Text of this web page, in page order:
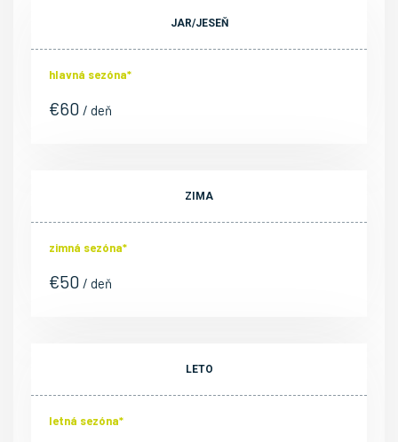
JAR/JESEŇ
hlavná sezóna*
€60 / deň
ZIMA
zimná sezóna*
€50 / deň
LETO
letná sezóna*